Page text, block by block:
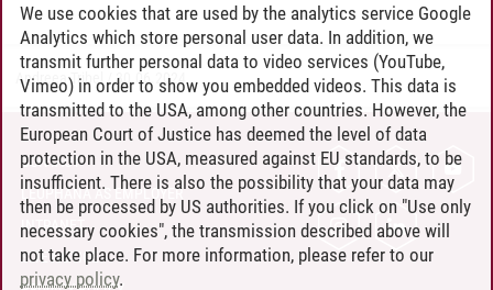
Andreea Tribel 30.06.2024
CONTACT
LEUPHANA AS EMPLOYER
INTRANET
SITE NOTICE
We use cookies that are used by the analytics service Google
Analytics which store personal user data. In addition, we
transmit further personal data to video services (YouTube,
Vimeo) in order to show you embedded videos. This data is
transmitted to the USA, among other countries. However, the
European Court of Justice has deemed the level of data
protection in the USA, measured against EU standards, to be
insufficient. There is also the possibility that your data may
then be processed by US authorities. If you click on "Use only
necessary cookies", the transmission described above will
not take place. For more information, please refer to our
privacy policy.